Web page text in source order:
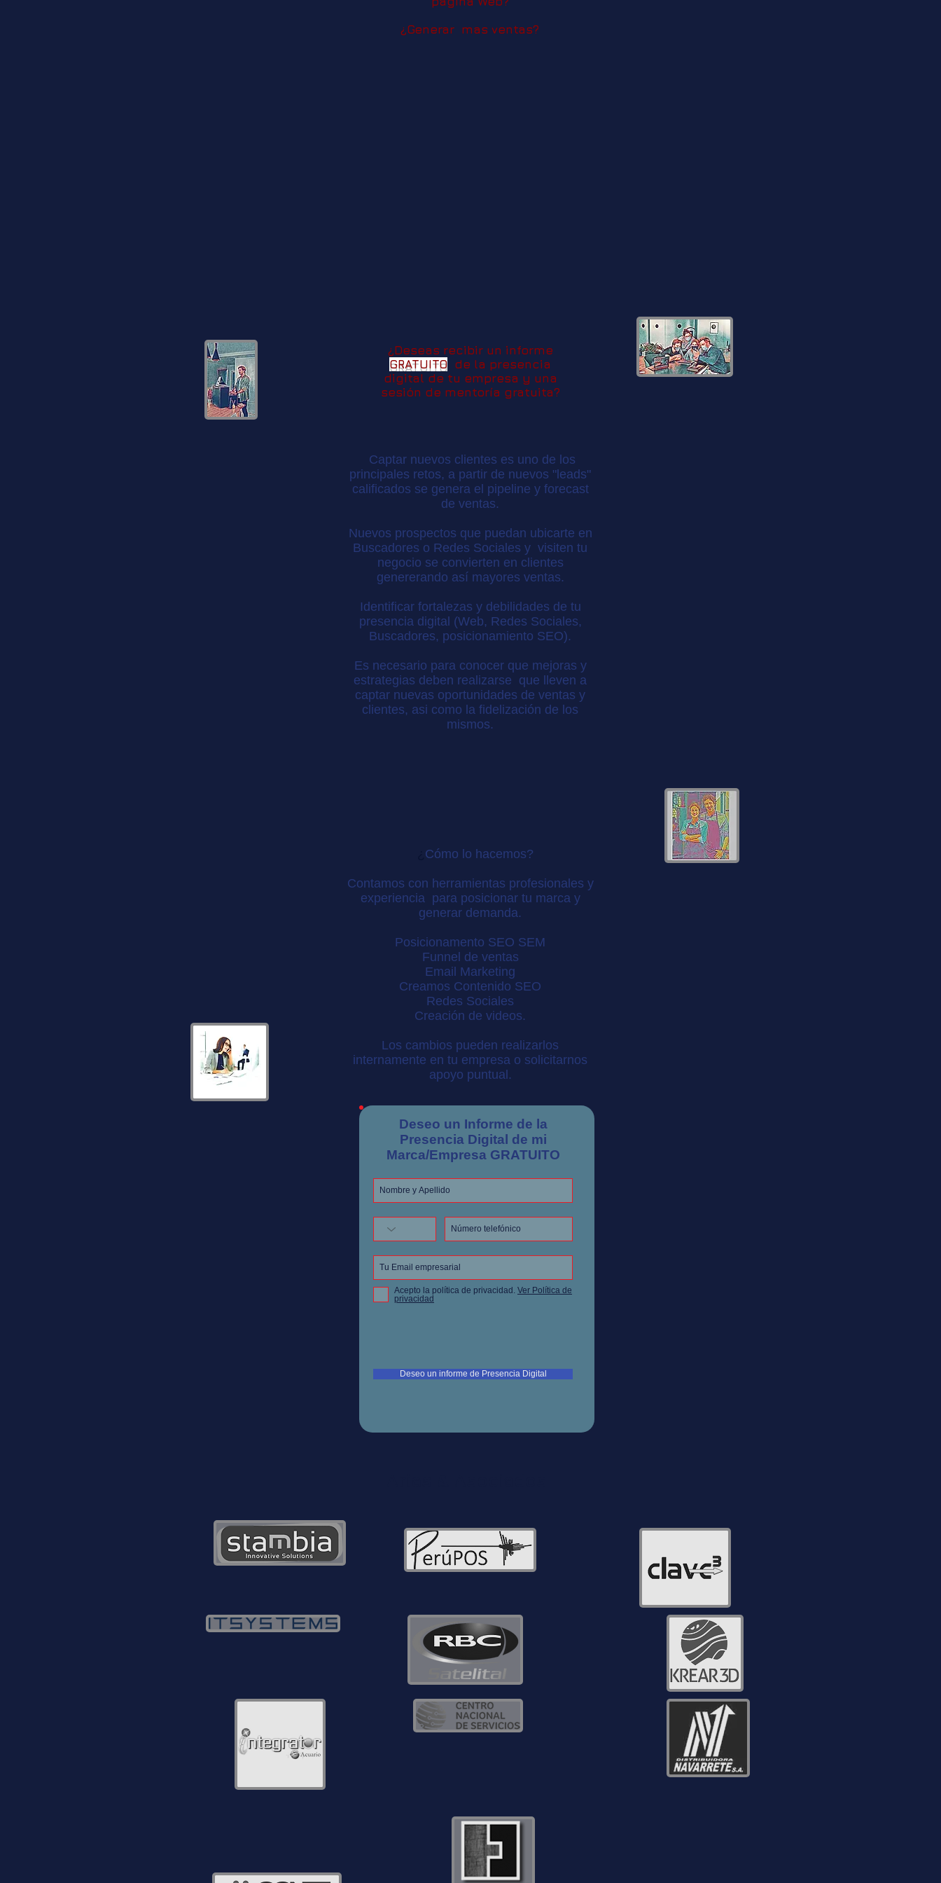
¿Generar mas ventas?
¿Deseas recibir un informe
GRATUITO de la presencia
digital de tu empresa y una
sesión de mentoría gratuita?
Captar nuevos clientes es uno de los
principales retos, a partir de nuevos "leads"
calificados se genera el pipeline y forecast
de ventas.
Nuevos prospectos que puedan ubicarte en
Buscadores o Redes Sociales y visiten tu
negocio se convierten en clientes
genererando así mayores ventas.
Identificar fortalezas y debilidades de tu
presencia digital (Web, Redes Sociales,
Buscadores, posicionamiento SEO).
Es necesario para conocer que mejoras y
estrategias deben realizarse que lleven a
captar nuevas oportunidades de ventas y
clientes, asi como la fidelización de los
mismos.
Cómo lo hacemos?
Contamos con herramientas profesionales y
experiencia para posicionar tu marca y
generar demanda.
Posicionamento SEO SEM
Funnel de ventas
Email Marketing
Creamos Contenido SEO
Redes Sociales
Creación de videos.
Los cambios pueden realizarlos
internamente en tu empresa o solicitarnos
apoyo puntual.
Deseo un Informe de la
Presencia Digital de mi
Marca/Empresa GRATUITO
Acepto la política de privacidad. Ver Política de
privacidad
Deseo un informe de Presencia Digital